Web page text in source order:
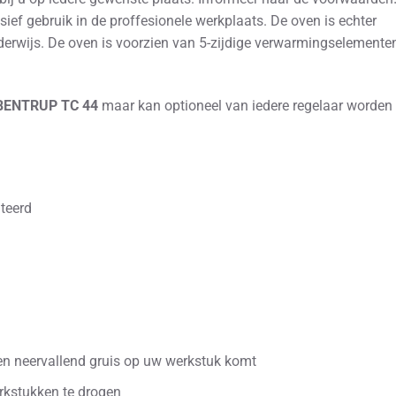
gebruik in de proffesionele werkplaats. De oven is echter
De oven is voorzien van 5-zijdige
TC 44 maar kan optioneel van iedere regelaar worden
neervallend gruis op uw werkstuk komt
te drogen